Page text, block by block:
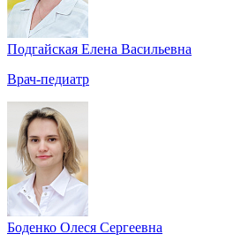
Подгайская Елена Васильевна
Врач-педиатр
Боденко Олеся Сергеевна